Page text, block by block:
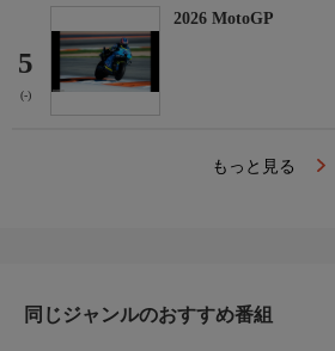
5
(-)
2026 MotoGP
もっと見る
同じジャンルのおすすめ番組